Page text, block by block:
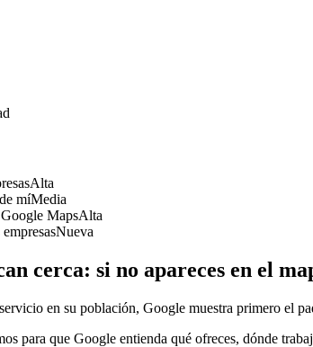
Alta
míMedia
MapsAlta
Nueva
cerca: si no apareces en el
en su población, Google muestra primero el
para que Google entienda qué ofreces, dónde